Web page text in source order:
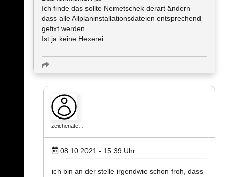
Ich finde das sollte Nemetschek derart ändern
dass alle Allplaninstallationsdateien entsprechend
gefixt werden.
Ist ja keine Hexerei.
zeichenate…
08.10.2021 - 15:39 Uhr
ich bin an der stelle irgendwie schon froh, dass